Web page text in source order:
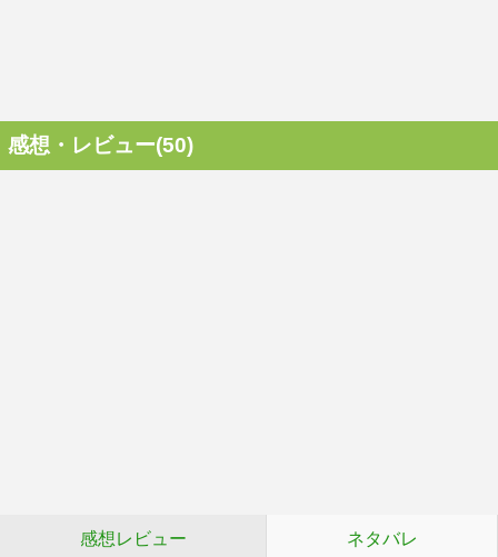
感想・レビュー(50)
感想レビュー ネタバレ